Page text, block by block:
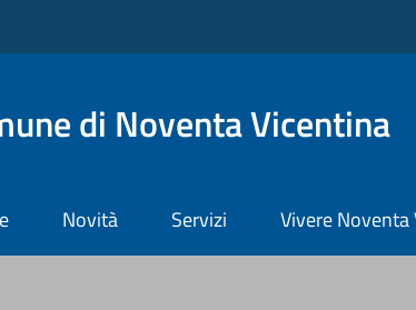
di Noventa Vicentina
Novità Servizi Vivere Noventa